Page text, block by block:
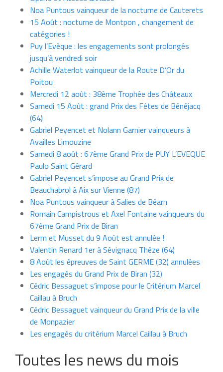
Noa Puntous vainqueur de la nocturne de Cauterets
15 Août : nocturne de Montpon , changement de
catégories !
Puy l’Evèque : les engagements sont prolongés
jusqu’à vendredi soir
Achille Waterlot vainqueur de la Route D’Or du
Poitou
Mercredi 12 août : 38ème Trophée des Châteaux
Samedi 15 Août : grand Prix des Fêtes de Bénéjacq
(64)
Gabriel Peyencet et Nolann Garnier vainqueurs à
Availles Limouzine
Samedi 8 août : 67ème Grand Prix de PUY L’EVEQUE
Paulo Saint Gérard
Gabriel Peyencet s’impose au Grand Prix de
Beauchabrol à Aix sur Vienne (87)
Noa Puntous vainqueur à Salies de Béarn
Romain Campistrous et Axel Fontaine vainqueurs du
67ème Grand Prix de Biran
Lerm et Musset du 9 Août est annulée !
Valentin Renard 1er à Sévignacq Théze (64)
8 Août les épreuves de Saint GERME (32) annulées
Les engagés du Grand Prix de Biran (32)
Cédric Bessaguet s’impose pour le Critérium Marcel
Caillau à Bruch
Cédric Bessaguet vainqueur du Grand Prix de la ville
de Monpazier
Les engagés du critérium Marcel Caillau à Bruch
Toutes les news du mois